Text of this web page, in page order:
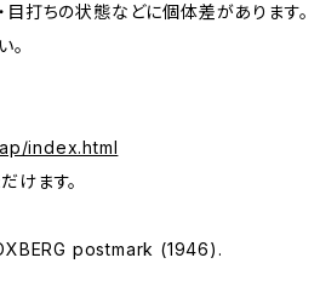
打ちの状態などに個体差があります。
。
index.html
けます。
postmark (1946).